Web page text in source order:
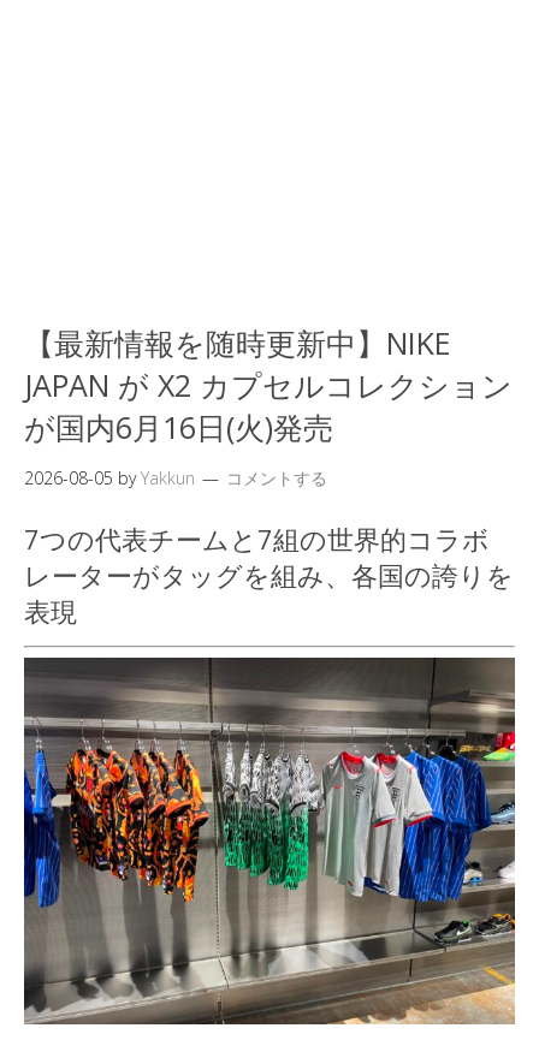
【最新情報を随時更新中】NIKE
JAPAN が X2 カプセルコレクション
が国内6月16日(火)発売
2026-08-05 byYakkun コメントする
7つの代表チームと7組の世界的コラボ
レーターがタッグを組み、各国の誇りを
表現